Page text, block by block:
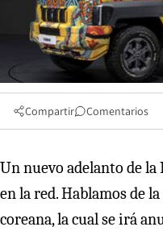
Compartir Comentarios
Un nuevo adelanto de la
en la red. Hablamos de
coreana, la cual se irá